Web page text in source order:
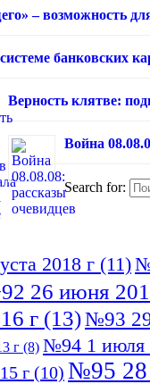
– возможность
банковских
Верность клятве:
Война
Search for:
2018 г (11)
26 июня
г (13)№93
г (8) №94 1 июля
г (10) №95 28